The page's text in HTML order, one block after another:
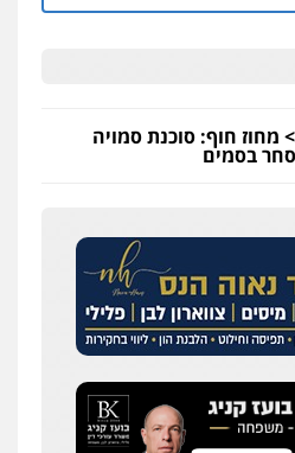
> מחוז חוף: סוכנת סמויה